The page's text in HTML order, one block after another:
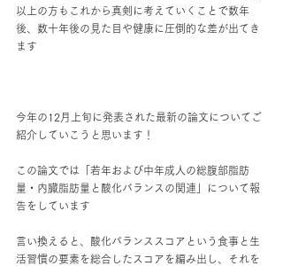
以上の方もこれから真剣に考えていくことで数年
後、数十年後の見た目や健康に圧倒的な差が出てき
ます
今年の12月上旬に発表された最新の論文についてご
紹介していこうと思います！
この論文では「若年および中年成人の総腹部脂肪
量・内臓脂肪量と酸化バランスの関連」について報
告をしています
言い換えると、酸化バランススコアという食事と生
活習慣の要素を総合したスコアを編み出し、それを